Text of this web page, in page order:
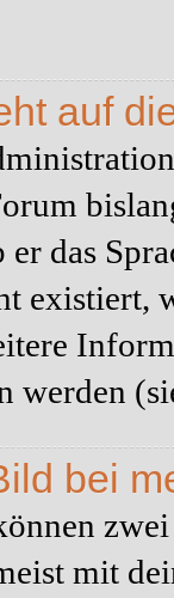
auf
das
existiert,
werden
bei
mit